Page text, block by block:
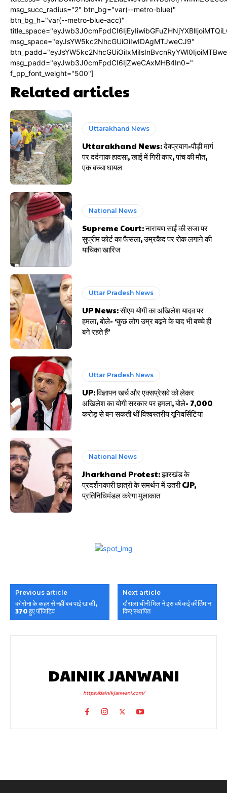
msg_succ_radius="2" btn_bg="var(--metro-blue)"
btn_bg_h="var(--metro-blue-acc)"
msg_space="eyJsYW5kc2NhcGUiOiIwIDAgMTJweCJ9"
msg_padd="eyJwb3J0cmFpdCI6IjZweCAxMHB4In0="
f_pp_font_weight="500"]
Related articles
Uttarakhand News
Uttarakhand News: देवप्रयाग-पौड़ी मार्ग
पर दर्दनाक हादसा, खाई में गिरी कार, पांच की मौत,
एक बच्चा घायल
National News
Supreme Court: नारायण साईं की सजा पर
सुप्रीम कोर्ट का फैसला, उम्रकैद पर रोक लगाने की
याचिका खारिज
Uttar Pradesh News
UP News: सीएम योगी का अखिलेश यादव पर
हमला, बोले- ‘कुछ लोग उम्र बढ़ने के बाद भी बच्चे ही
बने रहते हैं’
Uttar Pradesh News
UP: विज्ञापन खर्च और एक्सप्रेसवे को लेकर
अखिलेश का योगी सरकार पर हमला, बोले- 7,000
करोड़ से बन सकती थीं विश्वस्तरीय यूनिवर्सिटियां
National News
Jharkhand Protest: झारखंड के
प्रदर्शनकारी छात्रों के समर्थन में उतरी CJP,
प्रतिनिधिमंडल करेगा मुलाकात
Previous article
कोरोना के कहर से नहीं बच पाई खाकी,
370 हुए पॉजिटिव
Next article
दौराला चीनी मिल ने इस वर्ष कई कीर्तिमान
किए स्थापित
DAINIK JANWANI
https://dainikjanwani.com/